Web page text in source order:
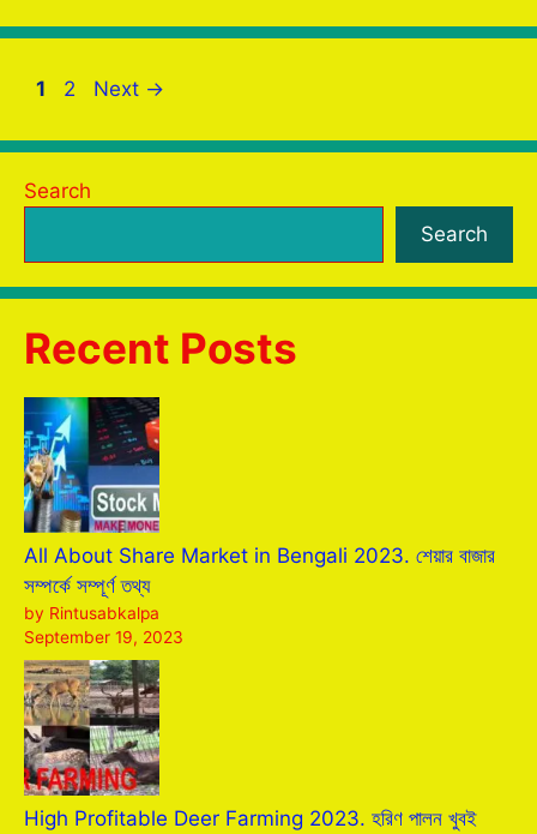
o
k
p
g
Page
1 Page
2 Next →
Search
Search
Recent Posts
All About Share Market in Bengali 2023. শেয়ার বাজার
সম্পর্কে সম্পূর্ণ তথ্য
by Rintusabkalpa
September 19, 2023
High Profitable Deer Farming 2023. হরিণ পালন খুবই